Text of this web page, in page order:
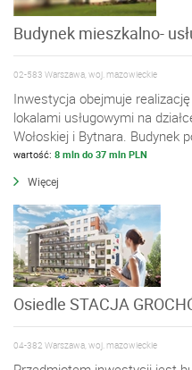
Budynek mieszkalno-
02-583 Warszawa, woj. mazowieckie
Inwestycja obejmuje
lokalami usługowymi na
Wołoskiej i Bytnara. Budynek
wartość: 8 mln do 37 mln PLN
Więcej
Osiedle STACJA
04-382 Warszawa, woj. mazowieckie